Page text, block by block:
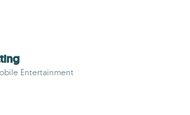
Entertainment